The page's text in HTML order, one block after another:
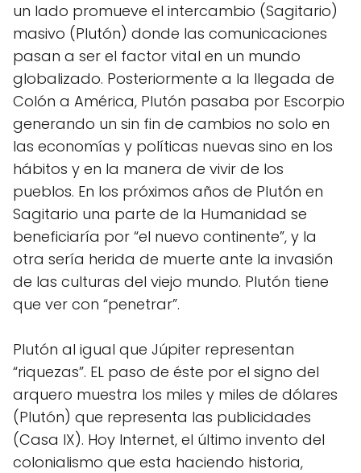
un lado promueve el intercambio (Sagitario)
masivo (Plutón) donde las comunicaciones
pasan a ser el factor vital en un mundo
globalizado. Posteriormente a la llegada de
Colón a América, Plutón pasaba por Escorpio
generando un sin fin de cambios no solo en
las economías y políticas nuevas sino en los
hábitos y en la manera de vivir de los
pueblos. En los próximos años de Plutón en
Sagitario una parte de la Humanidad se
beneficiaría por “el nuevo continente”, y la
otra sería herida de muerte ante la invasión
de las culturas del viejo mundo. Plutón tiene
que ver con “penetrar”.
Plutón al igual que Júpiter representan
“riquezas”. EL paso de éste por el signo del
arquero muestra los miles y miles de dólares
(Plutón) que representa las publicidades
(Casa IX). Hoy Internet, el último invento del
colonialismo que esta haciendo historia,